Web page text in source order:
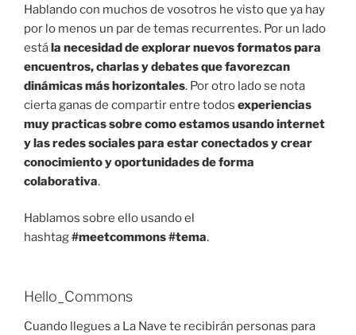
Hablando con muchos de vosotros he visto que ya hay
por lo menos un par de temas recurrentes. Por un lado
estála necesidad de explorar nuevos formatos para
encuentros, charlas y debates que favorezcan
dinámicas más horizontales. Por otro lado se nota
cierta ganas de compartir entre todos experiencias
muy practicas sobre como estamos usando internet
y las redes sociales para estar conectados y crear
conocimiento y oportunidades de forma
colaborativa.
Hablamos sobre ello usando el
hashtag#meetcommons #tema.
Hello_Commons
Cuando llegues a La Nave te recibirán personas para